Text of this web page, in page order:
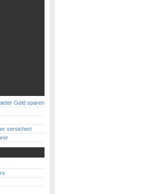
Geld sparen
versichert